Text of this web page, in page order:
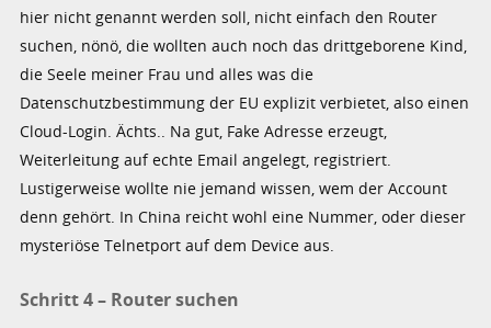
hier nicht genannt werden soll, nicht einfach den Router
suchen, nönö, die wollten auch noch das drittgeborene Kind,
die Seele meiner Frau und alles was die
Datenschutzbestimmung der EU explizit verbietet, also einen
Cloud-Login. Ächts.. Na gut, Fake Adresse erzeugt,
Weiterleitung auf echte Email angelegt, registriert.
Lustigerweise wollte nie jemand wissen, wem der Account
denn gehört. In China reicht wohl eine Nummer, oder dieser
mysteriöse Telnetport auf dem Device aus.
Schritt 4 – Router suchen